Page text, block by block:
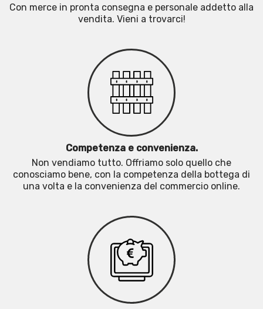
Con merce in pronta consegna e personale addetto alla
vendita. Vieni a trovarci!
Competenza e convenienza.
Non vendiamo tutto. Offriamo solo quello che
conosciamo bene, con la competenza della bottega di
una volta e la convenienza del commercio online.